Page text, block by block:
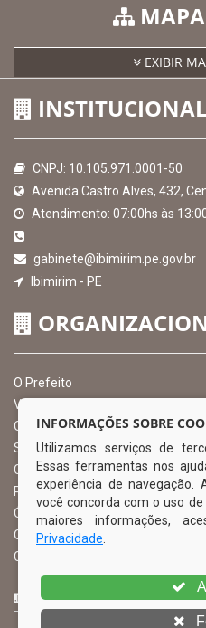
MAPA
EXIBIR
INSTITUCIONAL
CNPJ: 10.105.971.0001-50
Avenida Castro Alves, 432,
Atendimento: 07:00hs às
gabinete@ibimirim.pe.gov.br
Ibimirim - PE
O Prefeito
Vice Prefeito
Ouvidoria Municipal
Serviço de Informação ao
Chefe de Gabinete
Procuradoria Geral
Órgão de Controle Interno
Organograma
Comissão Permanente de
CURTA NOSSA FAN
INFORMAÇÕES SOBRE
Utilizamos serviços de
Essas ferramentas nos
experiência de navegação.
você concorda com o uso
maiores informações,
Privacidade